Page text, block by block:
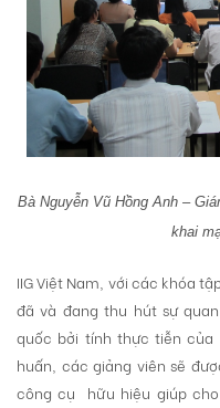
Bà Nguyễn Vũ Hồng Anh –
khai
IIG Việt Nam, với các khóa
đã và đang thu hút sự
quốc bởi tính thực tiễn của
huấn, các giảng viên sẽ
công cụ
hữu hiệu giúp